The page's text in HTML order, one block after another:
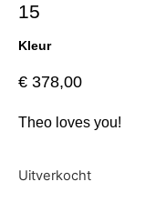
15
Kleur
€ 378,00
Theo loves you!
Uitverkocht